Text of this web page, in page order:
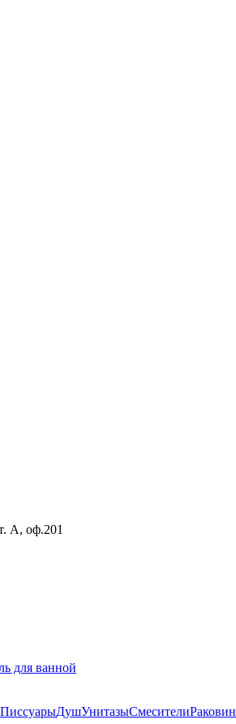
А, оф.201
для ванной
ПиссуарыДушУнитазыСмесители